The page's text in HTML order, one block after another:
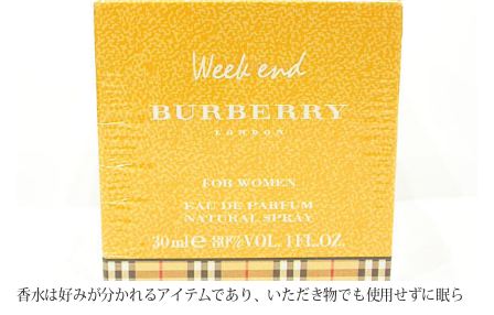
香水は好みが分かれるアイテムであり、いただき物でも使用せずに眠ら